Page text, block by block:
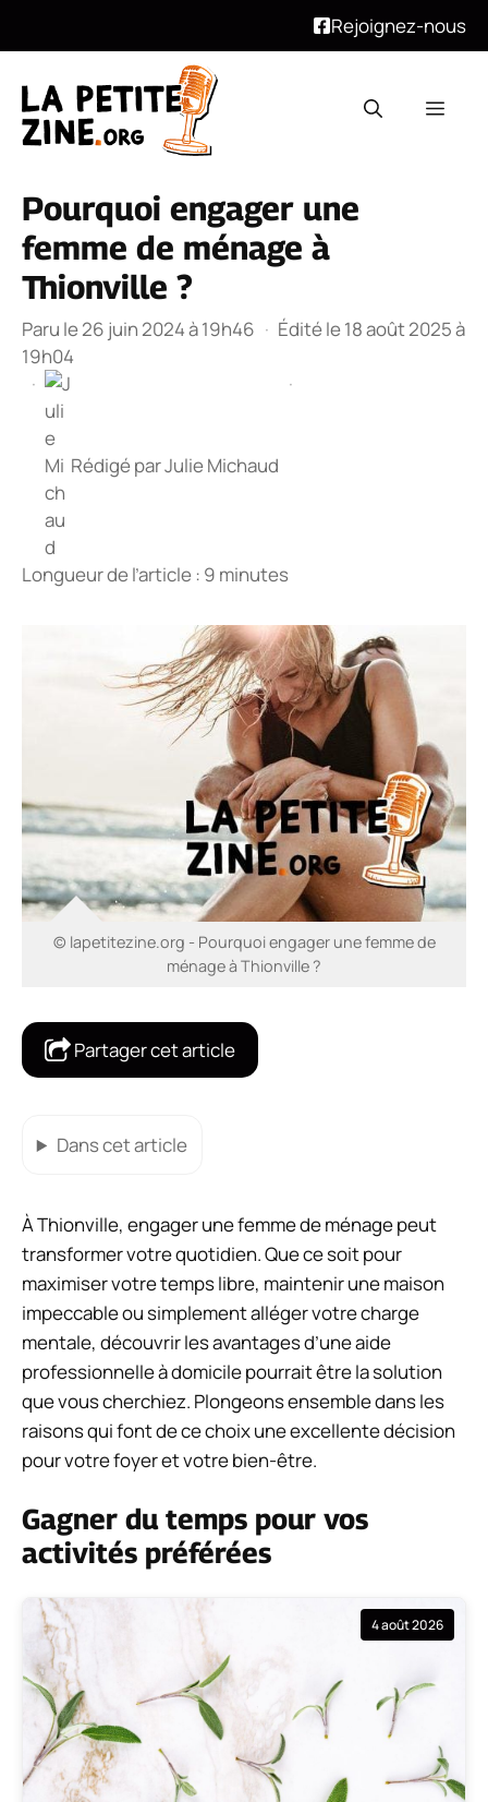
Rejoignez-nous
contenu
Pourquoi engager une
femme de ménage à
Thionville ?
Paru le 26 juin 2024 à 19h46 · Édité le 18 août 2025 à
19h04
·
Rédigé parJulie Michaud
·
Longueur de l’article : 9 minutes
© lapetitezine.org - Pourquoi engager une femme de
ménage à Thionville ?
Partager cet article
Dans cet article
À Thionville, engager une femme de ménage peut
transformer votre quotidien. Que ce soit pour
maximiser votre temps libre, maintenir une maison
impeccable ou simplement alléger votre charge
mentale, découvrir les avantages d’une aide
professionnelle à domicile pourrait être la solution
que vous cherchiez. Plongeons ensemble dans les
raisons qui font de ce choix une excellente décision
pour votre foyer et votre bien-être.
Gagner du temps pour vos
activités préférées
4 août 2026